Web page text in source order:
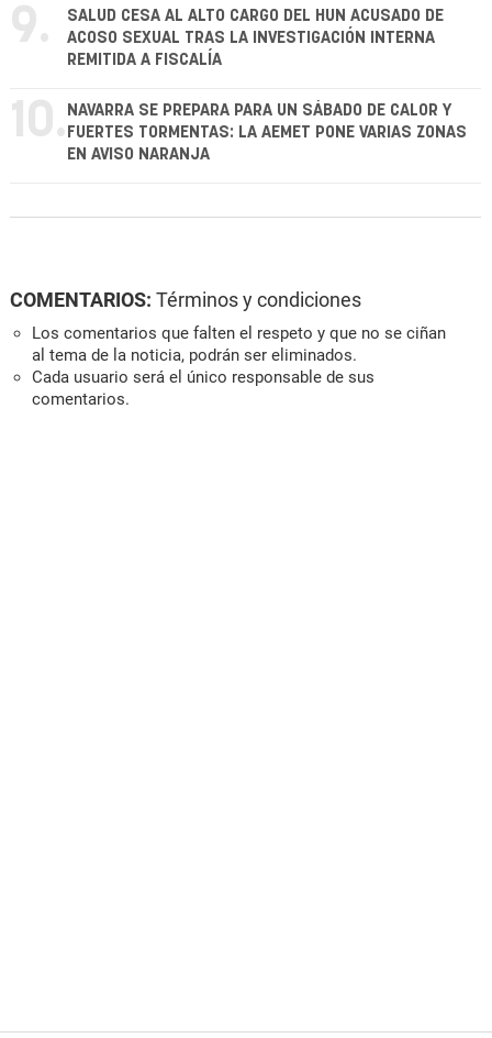
9.
SALUD CESA AL ALTO CARGO DEL HUN ACUSADO DE
ACOSO SEXUAL TRAS LA INVESTIGACIÓN INTERNA
REMITIDA A FISCALÍA
10. NAVARRA SE PREPARA PARA UN SÁBADO DE CALOR Y
FUERTES TORMENTAS: LA AEMET PONE VARIAS ZONAS
EN AVISO NARANJA
COMENTARIOS: Términos y condiciones
Los comentarios que falten el respeto y que no se ciñan
al tema de la noticia, podrán ser eliminados.
Cada usuario será el único responsable de sus
comentarios.